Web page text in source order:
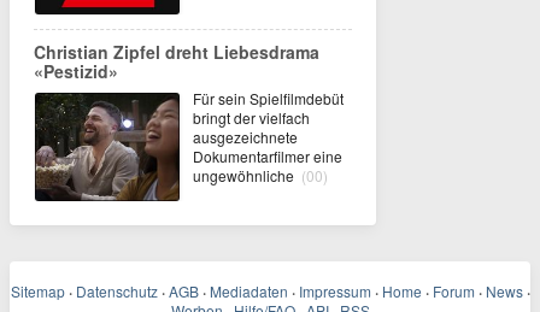
Christian Zipfel dreht Liebesdrama
«Pestizid»
Für sein Spielfilmdebüt
bringt der vielfach
ausgezeichnete
Dokumentarfilmer eine
ungewöhnliche (00)
Sitemap · Datenschutz · AGB · Mediadaten · Impressum · Home · Forum · News ·